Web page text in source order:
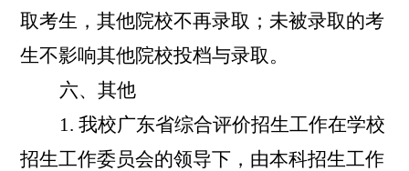
取考生，其他院校不再录取；未被录取的考
生不影响其他院校投档与录取。
六、其他
1. 我校广东省综合评价招生工作在学校
招生工作委员会的领导下，由本科招生工作